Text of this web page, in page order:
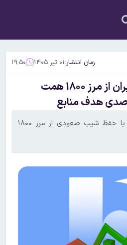
زمان انتشار:۰۱ تیر ۱۴۰۵ ۱۹:۵۰
منابع بانک صادرات ایران از مرز ۱۸۰۰ همت
منابع بانک صادرات ایران با حفظ شیب صعودی از مرز ۱۸۰۰